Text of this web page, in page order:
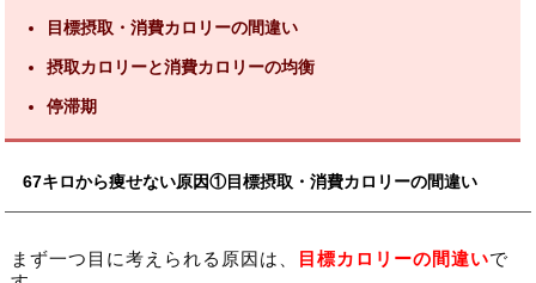
目標摂取・消費カロリーの間違い
摂取カロリーと消費カロリーの均衡
停滞期
67キロから痩せない原因①目標摂取・消費カロリーの間違い
まず一つ目に考えられる原因は、 目標カロリーの間違いで